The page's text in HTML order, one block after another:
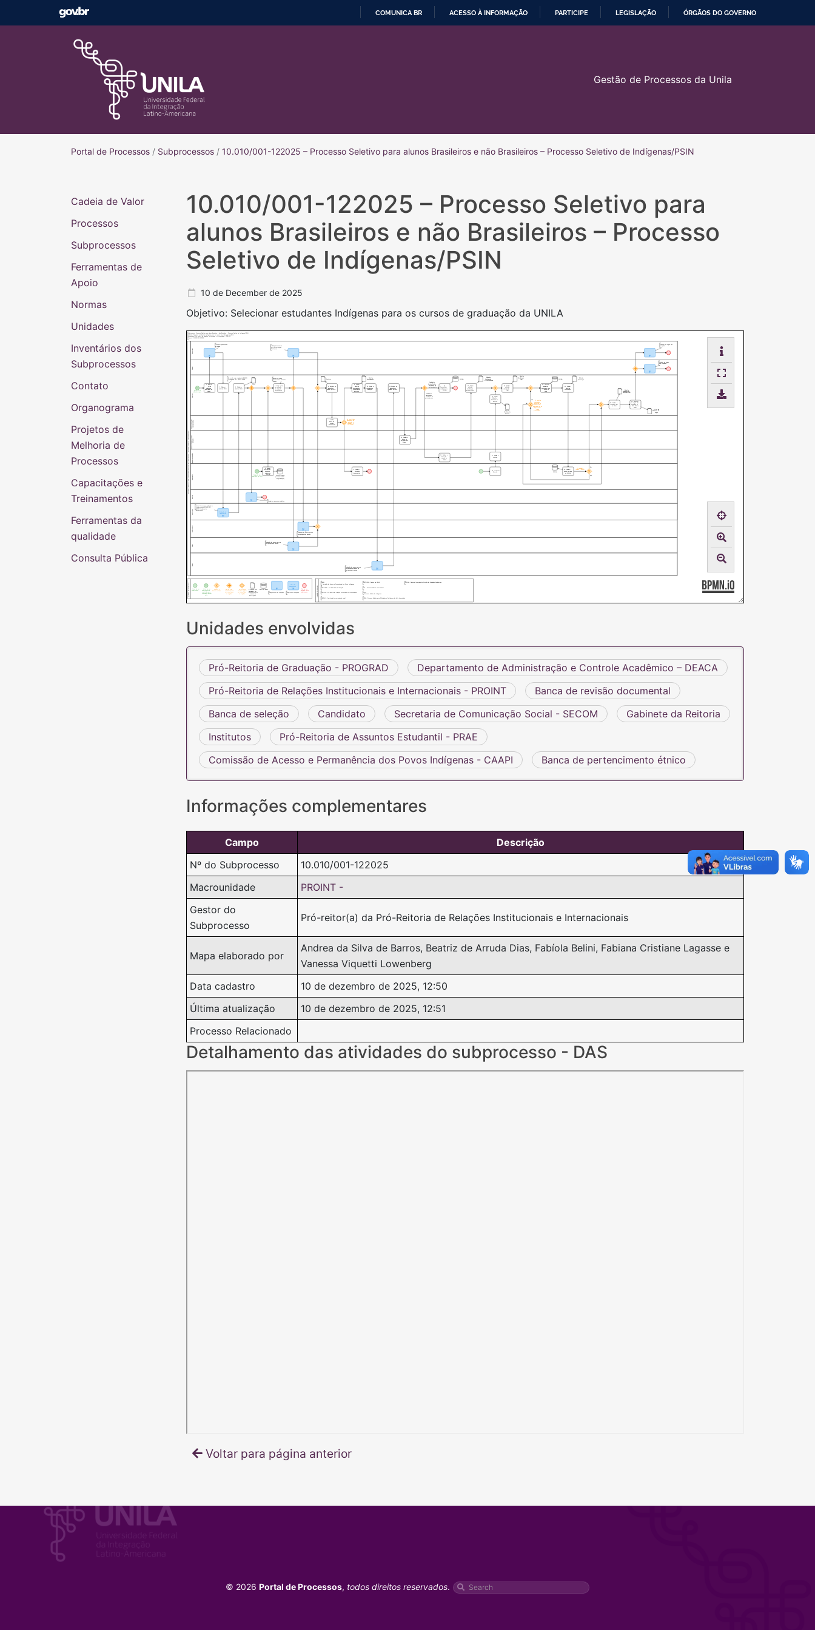
COMUNICA BR ACESSO À INFORMAÇÃO PARTICIPE LEGISLAÇÃO ÓRGÃOS DO GOVERNO
Gestão de Processos da Unila
Portal de ProcessosPortal de Processos
/ Subprocessos / 10.010/001-122025 – Processo Seletivo para alunos Brasileiros e não Brasileiros – Processo Seletivo de Indígenas/PSIN
10.010/001-122025 – Processo Seletivo para
alunos Brasileiros e não Brasileiros – Processo
Seletivo de Indígenas/PSIN
10 de December de 2025
Objetivo: Selecionar estudantes Indígenas para os cursos de graduação da UNILA
PROCESSO SELETIVO PARA ALUNOS BRASILEIROS E NÃO BRASILEIROS - PROCESSO SELETIO INDIGENAS/PSIN
CAAPI
REITORIA
INSTITUTOS
PRAE
BANCA DE SELEÇÃO
CANDIDATO
SECOM
BANCA DE PERTENCIMENTOÉTNICO
PROGRAD
PROINT
BANCA DE REVISÃODOCUMENTAL
DEACA
9. Publicar
edital de
homologação
provisória das
inscrições
Homologação
4. Realizar
inscrição do
SIGAA
Divulgação de
8. Realizar a
alteração
documental
10. Enviar e-
mail solicitando
indicações
11.Receber as
indicações e
publicar portaria
12. Realizar a
banca de
Pertecimento
Étnico
Enviar ofício
solicitando vagas
1. Elaborar
ofício
solicitando
quantidade de
2. Elaborar
edital do PSIN
3. Publicar o
edital do PSIN
5. Enviar ofício
de solicitação
de indicação
para bancas
6. Receber as
indicações e
publicar portaria
Portaria
18. Publicar
Edital de
Recurso
Edital de
Resultado de
Recurso
13.
Desclassificar
candidatos no
SIGAA
SIGAA
15. Publicar
edital de
classificação
geral provisória
Edital de
Classificação
Geral Provisória
19. Publicar
edital de
classificação
final
Edital de
Classificação
Final
Ofício de
Repassse de
Edital de
Publicação do
Resultado Final
20. Convocar
candidatos
aprovados para
o aceite da
21. Publicar
edital de
convocação
23. Publicar o
resultado final
do PSIN
O total de
chamadas
previstas no
edital foram
esgotadas ou as
vagas foram
todas
preenchidas?
24. Repassar
as vagas não
PSI, PSIN e
PSRH
Se constatado
divergência na
inscrição o
candidato é
comunicado
7. Realizar
banca de
revisão
documental
16. Impetrar
Recurso
SIGAA
22. Realizar o
aceite da vaga
no SIGAA
O candidato
realizou o aceite?
SIGAA
Edital de
Convocação
14. Realizar a
banca de
seleção do
PSIN
SIGAA (Módulo
processo seletivo
de graduação)
Tradução de
Documentos
https://processos.unila.edu.br
/subprocessos/02-001-001-
092021-traducao-de-
documentos/
Indicação de nomes para a
composição das bancas
Indicação de nomes para a
composição das bancas
Divulgar os processos seletivos
Indicação de nomes para a
composição da banca de
Receber as vagas não
ocupadas
Receber as vagas
não ocupadas
Informar quantitativo
de vagas
Indicação de nomes
para a composição
das bancas
De acordo com resolução COSUEN
(Processos PSI, PSIN e PSRH)
Banca de revisão
documental e banca de
seleção Candidatos
desclassificados
pela banca de
Candidatos
classificados
pertencimento
Não
Não
Sim
Sim
QUADRO DE SIGLAS PSI - Processo Seletivo Internacional
PSIN
- Processo Seletivo de Indígenas
PSRH - Processo Seletivo para Refufiados e Portadores de Visto Humanitário
SIGAA - Sistema Integrado de Gestão de Atividades Acadêmicas
REITORIA - Reitoria da UNILA
SECOM - Secretaria de comunicação social
PROINT - Pró-Reitoria de relações Institucionais e Internacionais
PROGRAD - Pró-Reitoria de Graduação
CAAPI
- Comissão de Acesso e Permanência dos Povos Indígenas
QUADRO DE SÍMBOLOS subprocesso subprocesso a
mensgem/docum
ento
Conecta e
direciona o fluxo
Dois ou mais
caminhos devem
ser conectados
ou seguidos
Um ou mais
caminhos podem
ser conectados
ou seguidos
A atividade esta
vinculada a um
conjunto de
informações
Banco de dados Fim de um
caminho ou do
Subprocesso não mapeado Subprocesso mapeado
Subprocesso: Processo Seletivo para alunos Brasileiros e não Brasileiros - Processo Seletivo de Indígenas/PSIN
Objetivo: Selecionar estudantes Indígenas para os cursos de graduação da UNILA
Responsável: Pró-reitoria de Relações Institucionais e Internacionais - PROINT
Número: 10.010/001-122025
Unidades envolvidas
Pró-Reitoria de Graduação - PROGRAD
Departamento de Administração e Controle Acadêmico – DEACA
Pró-Reitoria de Relações Institucionais e Internacionais - PROINT
Banca de revisão documental
Banca de seleção
Candidato Secretaria de Comunicação Social - SECOM
Gabinete da Reitoria
Institutos
Pró-Reitoria de Assuntos Estudantil - PRAE
Comissão de Acesso e Permanência dos Povos Indígenas - CAAPI
Banca de pertencimento étnico
Informações complementares
Campo
Descrição
Nº do Subprocesso
10.010/001-122025
Macrounidade
PROINT -
Gestor do
Subprocesso
Pró-reitor(a) da Pró-Reitoria de Relações Institucionais e Internacionais
Mapa elaborado por
Andrea da Silva de Barros, Beatriz de Arruda Dias, Fabíola Belini, Fabiana Cristiane Lagasse e
Vanessa Viquetti Lowenberg
Data cadastro
10 de dezembro de 2025, 12:50
Última atualização
10 de dezembro de 2025, 12:51
Processo Relacionado
Detalhamento das atividades do subprocesso - DAS
Voltar para página anterior
Cadeia de Valor
Processos
Subprocessos
Ferramentas de
Apoio
Normas
Unidades
Inventários dos
Subprocessos
Contato
Organograma
Projetos de
Melhoria de
Processos
Capacitações e
Treinamentos
Ferramentas da
qualidade
Consulta Pública
© 2026 Portal de Processos, todos direitos reservados.
Pesquisar